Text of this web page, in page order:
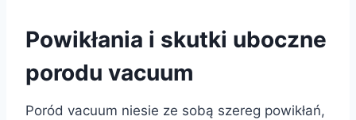
Powikłania i skutki uboczne
porodu vacuum
Poród vacuum niesie ze sobą szereg powikłań,